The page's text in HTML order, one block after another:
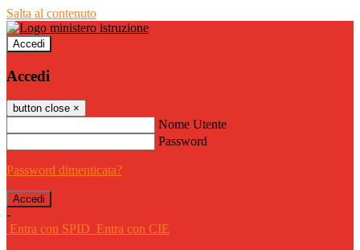
Salta al contenuto
Accedi
Accedi
button close ×
Nome Utente
Password
Password dimenticata?
-
Entra con SPID Entra con CIE